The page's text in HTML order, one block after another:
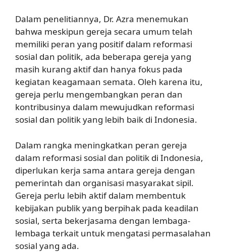
Dalam penelitiannya, Dr. Azra menemukan
bahwa meskipun gereja secara umum telah
memiliki peran yang positif dalam reformasi
sosial dan politik, ada beberapa gereja yang
masih kurang aktif dan hanya fokus pada
kegiatan keagamaan semata. Oleh karena itu,
gereja perlu mengembangkan peran dan
kontribusinya dalam mewujudkan reformasi
sosial dan politik yang lebih baik di Indonesia.
Dalam rangka meningkatkan peran gereja
dalam reformasi sosial dan politik di Indonesia,
diperlukan kerja sama antara gereja dengan
pemerintah dan organisasi masyarakat sipil.
Gereja perlu lebih aktif dalam membentuk
kebijakan publik yang berpihak pada keadilan
sosial, serta bekerjasama dengan lembaga-
lembaga terkait untuk mengatasi permasalahan
sosial yang ada.